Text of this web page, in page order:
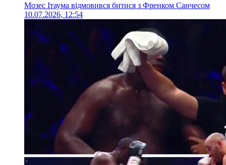
Мозес Ітаума відмовився битися з Френком Санчесом
10.07.2026, 12:54